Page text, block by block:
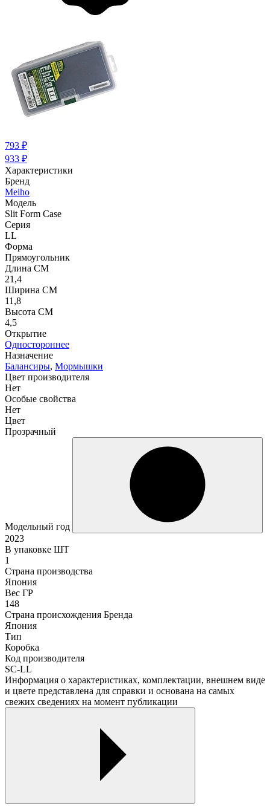
793 ₽
933 ₽
Характеристики
Бренд
Meiho
Модель
Slit Form Case
Серия
LL
Форма
Прямоугольник
Длина СМ
21,4
Ширина СМ
11,8
Высота СМ
4,5
Открытие
Одностороннее
Назначение
Балансиры, Мормышки
Цвет производителя
Нет
Особые свойства
Нет
Цвет
Прозрачный
Модельный год
2023
В упаковке ШТ
1
Страна производства
Япония
Вес ГР
148
Страна происхождения Бренда
Япония
Тип
Коробка
Код производителя
SC-LL
Информация о характеристиках, комплектации, внешнем виде
и цвете представлена для справки и основана на самых
свежих сведениях на момент публикации